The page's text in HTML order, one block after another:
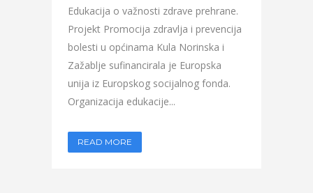
Edukacija o važnosti zdrave prehrane.
Projekt Promocija zdravlja i prevencija
bolesti u općinama Kula Norinska i
Zažablje sufinancirala je Europska
unija iz Europskog socijalnog fonda.
Organizacija edukacije...
READ MORE